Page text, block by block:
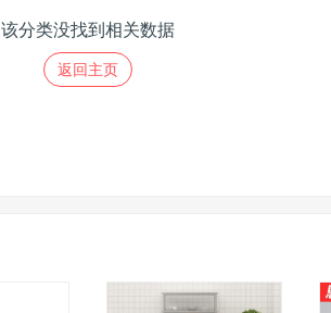
该分类没找到相关数据
返回主页